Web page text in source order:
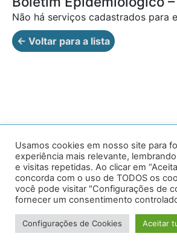
Não há serviços cadastrados para
← Voltar para a lista
Av. Prof. Armando Alves da Silva, nº
Caratinga - MG - 35302-403 / Tel:
Desenvolvido por
Usamos cookies em nosso site para
experiência mais relevante,
e visitas repetidas. Ao clicar em
concorda com o uso de TODOS os
você pode visitar "Configurações de
fornecer um consentimento
Configurações de Cookies Aceitar